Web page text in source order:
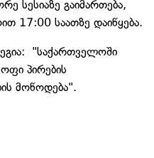
სესიაზე გაიმართება,
17:00 საათზე დაიწყება.
"საქართველოში
პირების
მოწოდება".